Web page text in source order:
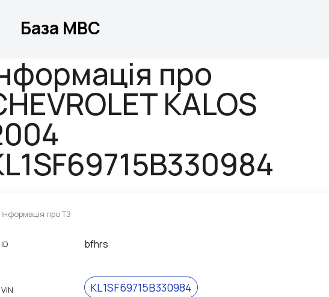
База МВС
про
KALOS
Інформація про ТЗ
ID bfhrs
VIN KL1SF69715B330984